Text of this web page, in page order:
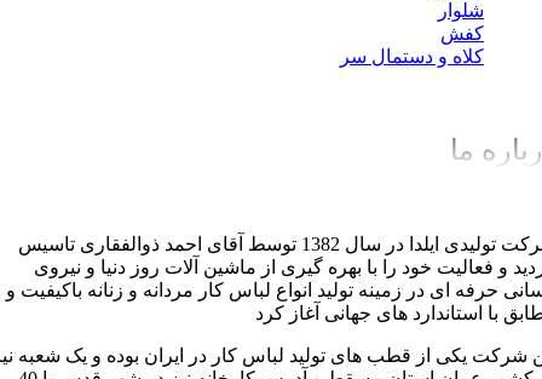
شلوار
کفش
کلاه و دستمال سر
ما
شرکت تولیدی ایلدا در سال 1382 توسط آقای احمد ذوالفقاری تاسیس
و فعالیت خود را با بهره گیری از ماشین آلات روز دنیا و نیروی
حرفه ای در زمینه تولید انواع لباس کار مردانه و زنانه باکیفیت و
با استاندارد های جهانی آغاز کرد
شرکت یکی از قطب های تولید لباس کار در ایران بوده و یک شعبه